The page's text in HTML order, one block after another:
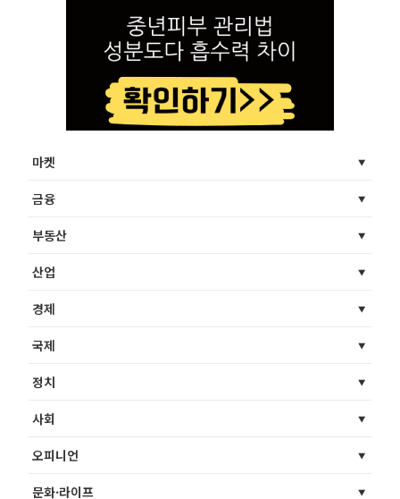
마켓
금융
부동산
산업
경제
국제
정치
사회
오피니언
문화·라이프